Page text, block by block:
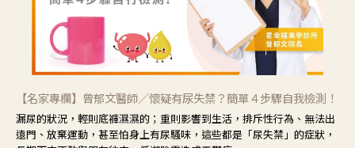
【名家專欄】曾郁文醫師／懷疑有尿失禁？簡單４步驟自我檢測！
漏尿的狀況，輕則底褲濕濕的；重則影響到生活，排斥性行為、無法出
遠門、放棄運動，甚至怕身上有尿騷味，這些都是「尿失禁」的症狀，